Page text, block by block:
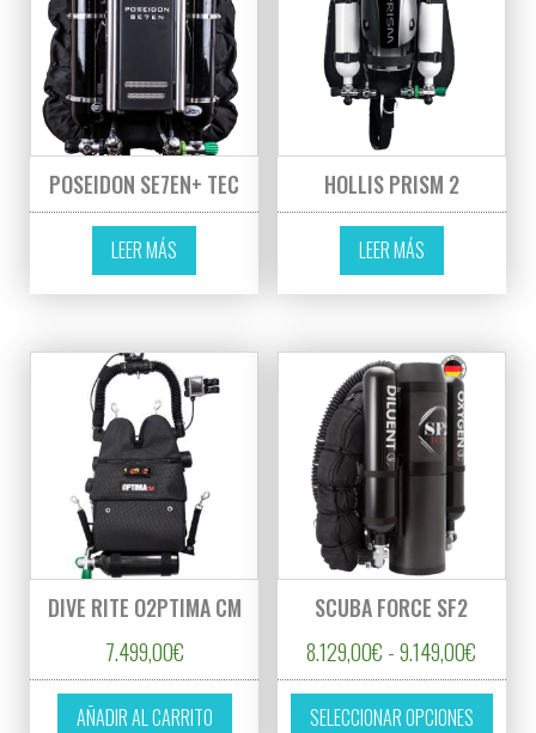
POSEIDON SE7EN+ TEC
LEER MÁS
HOLLIS PRISM 2
LEER MÁS
DIVE RITE O2PTIMA CM
7.499,00€
AÑADIR AL CARRITO
SCUBA FORCE SF2
8.129,00€ - 9.149,00€
SELECCIONAR OPCIONES
Este